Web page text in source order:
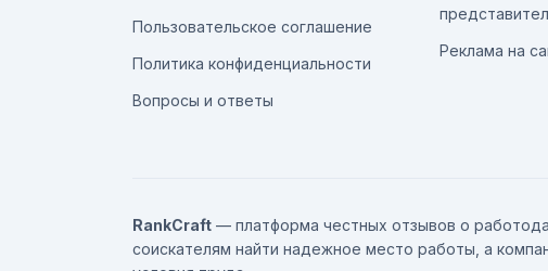
Пользовательское соглашение
Политика конфиденциальности
Вопросы и ответы
Реклама на
RankCraft — платформа честных отзывов о
соискателям найти надежное место работы, а